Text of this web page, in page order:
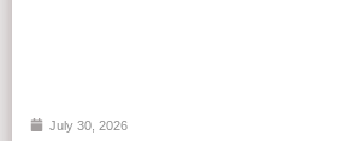
July 30, 2026